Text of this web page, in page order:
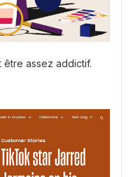
assez addictif.